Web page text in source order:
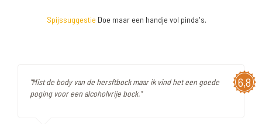
Spijssuggestie Doe maar een handje vol pinda's.
6,8
"Mist de body van de hersftbock maar ik vind het een goede
poging voor een alcoholvrije bock."